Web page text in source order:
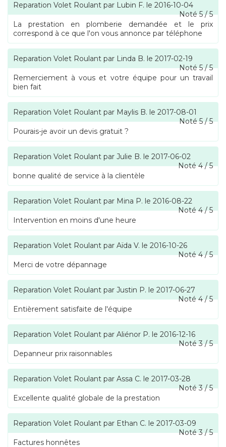
Reparation Volet Roulant par Lubin F. le 2016-10-04
Noté5/5
La prestation en plomberie demandée et le prix
correspond à ce que l'on vous annonce par téléphone
Reparation Volet Roulant par Linda B. le 2017-02-19
Noté5/5
Remerciement à vous et votre équipe pour un travail
bien fait
Reparation Volet Roulant par Maylis B. le 2017-08-01
Noté5/5
Pourais-je avoir un devis gratuit ?
Reparation Volet Roulant par Julie B. le 2017-06-02
Noté4/5
bonne qualité de service à la clientèle
Reparation Volet Roulant par Mina P. le 2016-08-22
Noté4/5
Intervention en moins d'une heure
Reparation Volet Roulant par Aïda V. le 2016-10-26
Noté4/5
Merci de votre dépannage
Reparation Volet Roulant par Justin P. le 2017-06-27
Noté4/5
Entièrement satisfaite de l'équipe
Reparation Volet Roulant par Aliénor P. le 2016-12-16
Noté3/5
Depanneur prix raisonnables
Reparation Volet Roulant par Assa C. le 2017-03-28
Noté3/5
Excellente qualité globale de la prestation
Reparation Volet Roulant par Ethan C. le 2017-03-09
Noté3/5
Factures honnêtes